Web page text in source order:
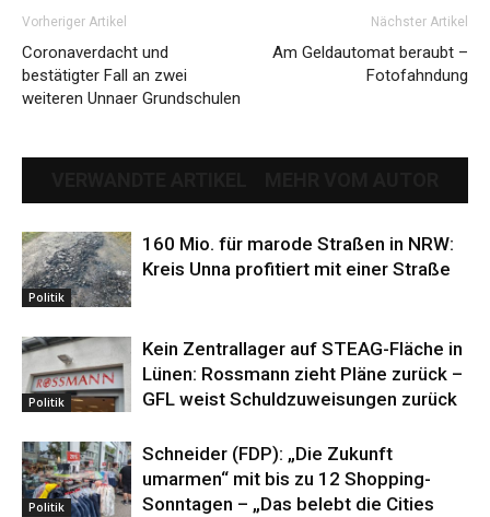
Vorheriger Artikel
Coronaverdacht und
bestätigter Fall an zwei
weiteren Unnaer Grundschulen
Nächster Artikel
Am Geldautomat beraubt –
Fotofahndung
Politik
160 Mio. für marode Straßen in NRW:
Kreis Unna profitiert mit einer Straße
Politik
Kein Zentrallager auf STEAG-Fläche in
Lünen: Rossmann zieht Pläne zurück –
GFL weist Schuldzuweisungen zurück
Politik
Schneider (FDP): „Die Zukunft
umarmen“ mit bis zu 12 Shopping-
Sonntagen – „Das belebt die Cities